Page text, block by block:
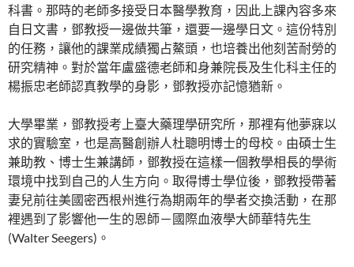
科書。那時的老師多接受日本醫學教育，因此上課內容多來
自日文書，鄧教授一邊做共筆，還要一邊學日文。這份特別
的任務，讓他的課業成績獨占鰲頭，也培養出他刻苦耐勞的
研究精神。對於當年盧盛德老師和身兼院長及生化科主任的
楊振忠老師認真教學的身影，鄧教授亦記憶猶新。
大學畢業，鄧教授考上臺大藥理學研究所，那裡有他夢寐以
求的實驗室，也是高醫創辦人杜聰明博士的母校。由碩士生
兼助教、博士生兼講師，鄧教授在這樣一個教學相長的學術
環境中找到自己的人生方向。取得博士學位後，鄧教授帶著
妻兒前往美國密西根州進行為期兩年的學者交換活動，在那
裡遇到了影響他一生的恩師－國際血液學大師華特先生
(Walter Seegers)。